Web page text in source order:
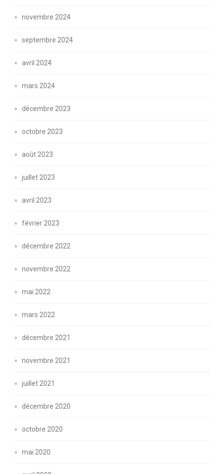
novembre 2024
septembre 2024
avril 2024
mars 2024
décembre 2023
octobre 2023
août 2023
juillet 2023
avril 2023
février 2023
décembre 2022
novembre 2022
mai 2022
mars 2022
décembre 2021
novembre 2021
juillet 2021
décembre 2020
octobre 2020
mai 2020